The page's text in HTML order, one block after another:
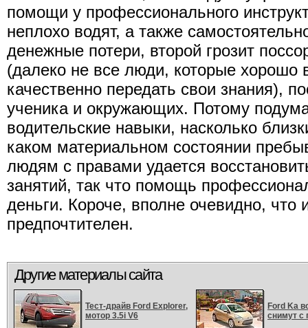
помощи у профессионального
неплохо водят, а также
денежные потери, второй грозит
(далеко не все люди, которые хорошо
качественно передать свои знания),
ученика и окружающих. Потому
водительские навыки, насколько
каком материальном состоянии
людям с правами удается
занятий, так что помощь
деньги. Короче, вполне очевидно, что
предпочтителен.
Другие материалы сайта
Тест-драйв Ford Explorer,
мотор 3.5i V6
Ford Ka
снимут с